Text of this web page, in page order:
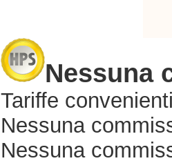
Nessuna
Tariffe
Nessuna
Nessuna